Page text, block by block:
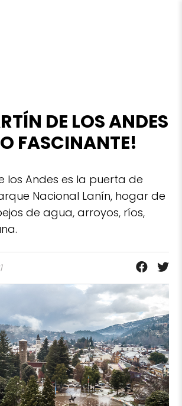
DE LOS ANDES
FASCINANTE!
los Andes es la puerta de
Nacional Lanín, hogar de
de agua, arroyos, ríos,